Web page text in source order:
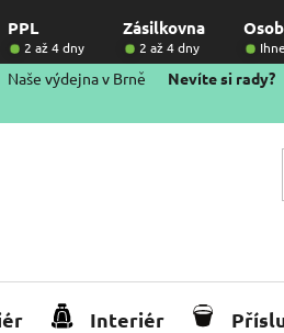
PPL Zásilkovna
2 až 4 dny 2 až 4 dny
Naše výdejna v Brně Nevíte si rady?
Interiér